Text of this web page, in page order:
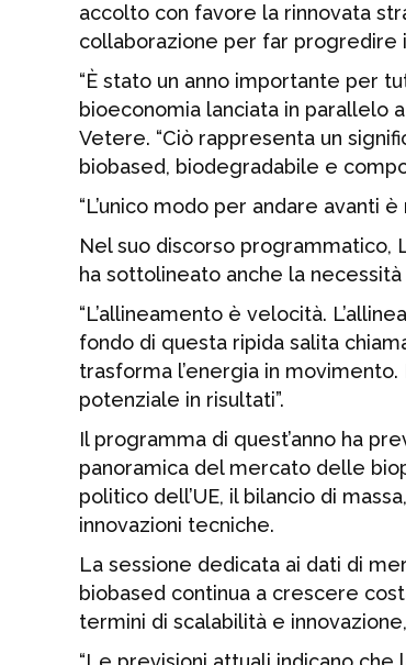
accolto con favore la rinnovata
collaborazione per far
“È stato un anno importante per
bioeconomia lanciata in parallelo
Vetere. “Ciò rappresenta un
biobased, biodegradabile e
“L’unico modo per andare avanti
Nel suo discorso programmatico,
ha sottolineato anche la
“L’allineamento è velocità.
fondo di questa ripida salita
trasforma l’energia in
potenziale in risultati”.
Il programma di quest’anno ha
panoramica del mercato delle
politico dell’UE, il bilancio di
innovazioni tecniche.
La sessione dedicata ai dati di
biobased continua a crescere
termini di scalabilità e